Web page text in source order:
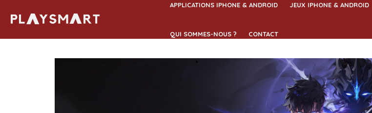
APPLICATIONS IPHONE & ANDROID JEUX IPHONE & ANDROID
QUI SOMMES-NOUS ? CONTACT